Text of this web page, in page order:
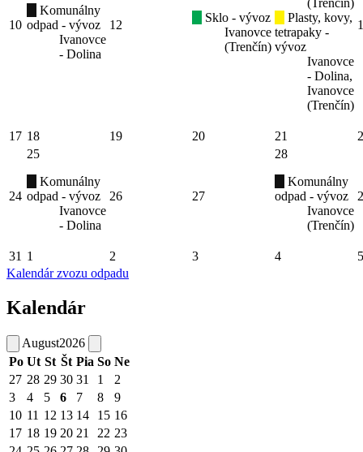
10
Komunálny
odpad - vývoz
Ivanovce
- Dolina
12
Sklo - vývoz
Ivanovce
(Trenčín)
(Trenčín)
Plasty, kovy,
tetrapaky -
vývoz
Ivanovce
- Dolina,
Ivanovce
(Trenčín)
17 18 19 20 21
24
25
Komunálny
odpad - vývoz
Ivanovce
- Dolina
26 27
28
Komunálny
odpad - vývoz
Ivanovce
(Trenčín)
31 1 2 3 4
5
Kalendár zvozu odpadu
Kalendár
August2026
Po Ut St Št Pia So Ne
27 28 29 30 31 1
2
3
4 5 6 7 8
9
10 11 12 13 14 15 16
17 18 19 20 21 22 23